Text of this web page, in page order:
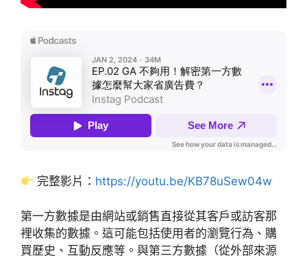
完整影片： https://youtu.be/KB78uSew04w
第一方數據是由網站或銷售直接從其客戶或訪客那
裡收集的數據。這可能包括使用者的瀏覽行為、購
買歷史、互動反應等。與第三方數據（從外部來源